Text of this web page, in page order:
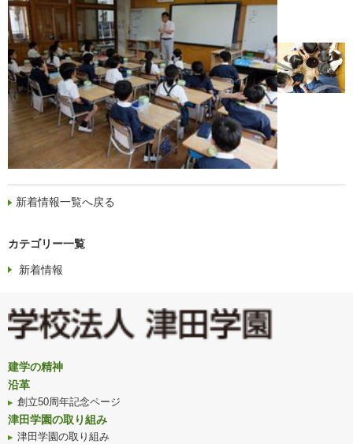
新着情報一覧へ戻る
カテゴリー一覧
新着情報
建学の精神
沿革
創立50周年記念ページ
津田学園の取り組み
津田学園の取り組み